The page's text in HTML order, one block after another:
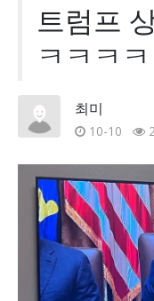
트럼프
ㅋㅋㅋㅋ
최미
10-10